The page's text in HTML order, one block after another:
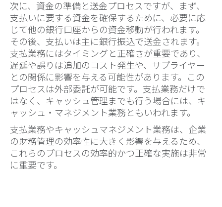
次に、資金の準備と送金プロセスですが、まず、
支払いに要する資金を確保するために、必要に応
じて他の銀行口座からの資金移動が行われます。
その後、支払いは主に銀行振込で送金されます。
支払業務にはタイミングと正確さが重要であり、
遅延や誤りは追加のコスト発生や、サプライヤー
との関係に影響を与える可能性があります。この
プロセスは外部委託が可能です。支払業務だけで
はなく、キャッシュ管理までも行う場合には、キ
ャッシュ・マネジメント業務ともいわれます。
支払業務やキャッシュマネジメント業務は、企業
の財務管理の効率性に大きく影響を与えるため、
これらのプロセスの効率的かつ正確な実施は非常
に重要です。